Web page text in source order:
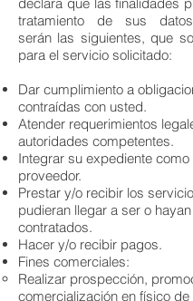
tratamiento de sus
serán las siguientes, que
para el servicio solicitado:
Dar cumplimiento a
contraídas con usted.
Atender requerimientos
autoridades competentes.
Integrar su expediente como
proveedor.
Prestar y/o recibir los
pudieran llegar a ser o
contratados.
Hacer y/o recibir pagos.
Fines comerciales:
Realizar prospección,
comercialización en físico